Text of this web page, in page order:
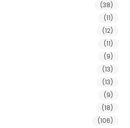
(38)
(11)
(12)
(11)
(9)
(13)
(13)
(9)
(18)
(106)